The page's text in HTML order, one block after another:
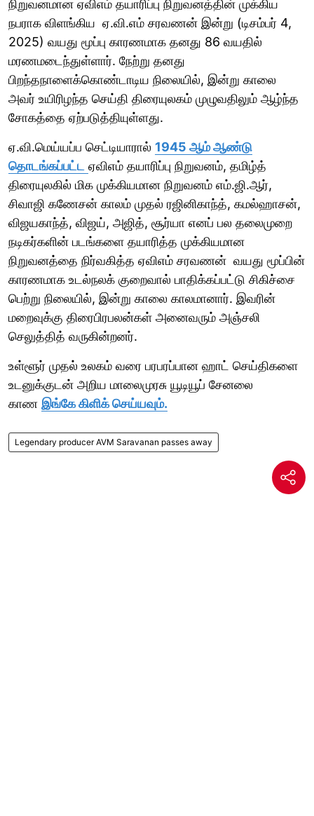
நிறுவனமான ஏவிஎம் தயாரிப்பு நிறுவனத்தின் முக்கிய
நபராக விளங்கிய ஏ.வி.எம் சரவணன் இன்று (டிசம்பர் 4,
2025) வயது மூப்பு காரணமாக தனது 86 வயதில்
மரணமடைந்துள்ளார். நேற்று தனது
பிறந்தநாளைக்கொண்டாடிய நிலையில், இன்று காலை
அவர் உயிரிழந்த செய்தி திரையுலகம் முழுவதிலும் ஆழ்ந்த
சோகத்தை ஏற்படுத்தியுள்ளது.
ஏ.வி.மெய்யப்ப செட்டியாரால் 1945 ஆம் ஆண்டு
தொடங்கப்பட்ட ஏவிஎம் தயாரிப்பு நிறுவனம், தமிழ்த்
திரையுலகில் மிக முக்கியமான நிறுவனம் எம்.ஜி.ஆர்,
சிவாஜி கணேசன் காலம் முதல் ரஜினிகாந்த், கமல்ஹாசன்,
விஜயகாந்த், விஜய், அஜித், சூர்யா எனப் பல தலைமுறை
நடிகர்களின் படங்களை தயாரித்த முக்கியமான
நிறுவனத்தை நிர்வகித்த ஏவிஎம் சரவணன் வயது மூப்பின்
காரணமாக உடல்நலக் குறைவால் பாதிக்கப்பட்டு சிகிச்சை
பெற்று நிலையில், இன்று காலை காலமானார். இவரின்
மறைவுக்கு திரைபிரபலன்கள் அனைவரும் அஞ்சலி
செலுத்தித் வருகின்றனர்.
உள்ளூர் முதல் உலகம் வரை பரபரப்பான ஹாட் செய்திகளை
உடனுக்குடன் அறிய மாலைமுரசு யூடியூப் சேனலை
காண இங்கே கிளிக் செய்யவும்.
Legendary producer AVM Saravanan passes away